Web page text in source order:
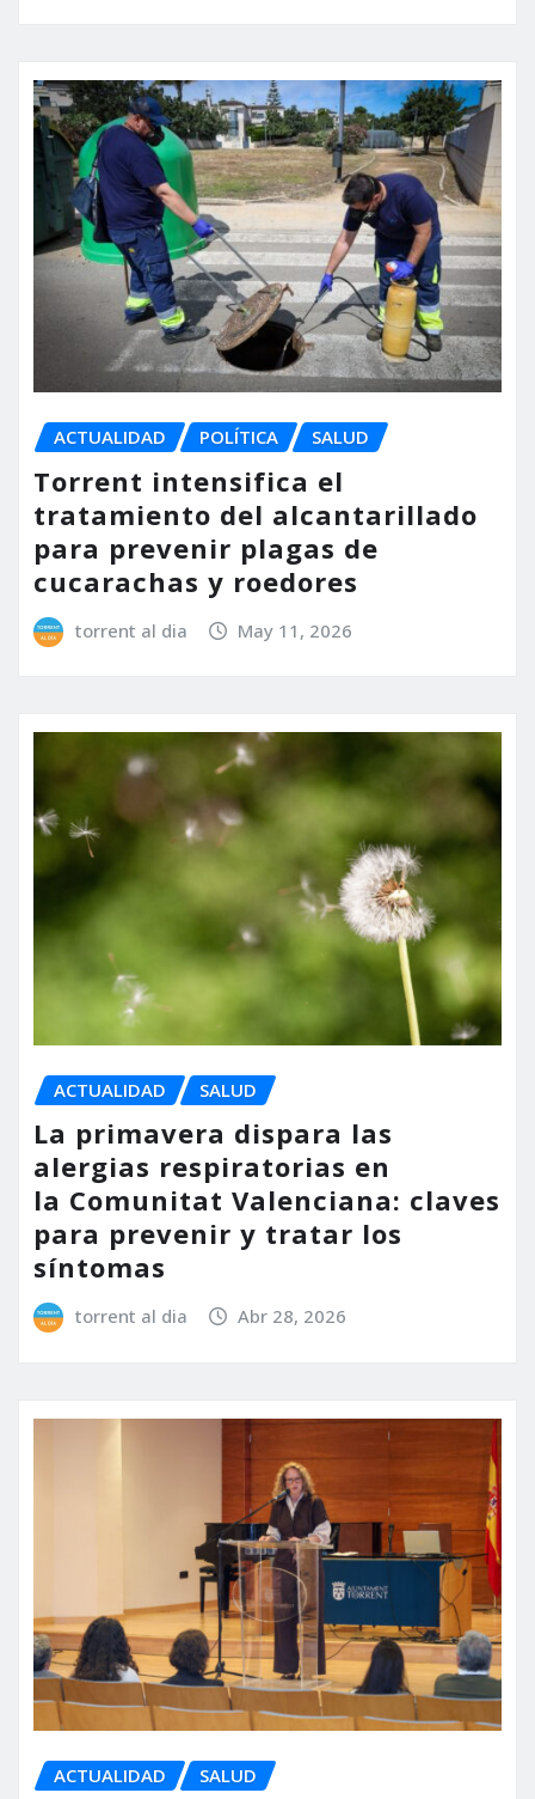
ACTUALIDAD POLÍTICA SALUD
Torrent intensifica el
tratamiento del alcantarillado
para prevenir plagas de
cucarachas y roedores
torrent al dia May 11, 2026
ACTUALIDAD SALUD
La primavera dispara las
alergias respiratorias en
la Comunitat Valenciana: claves
para prevenir y tratar los
síntomas
torrent al dia Abr 28, 2026
ACTUALIDAD SALUD